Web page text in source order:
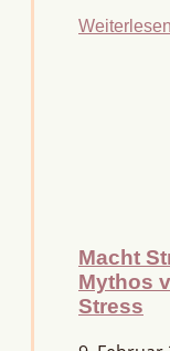
Macht
Mythos
Stress